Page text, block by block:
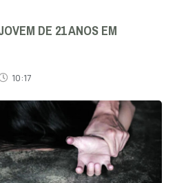
DE 21 ANOS EM
10:17